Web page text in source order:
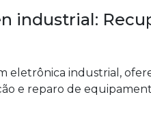
industrial:
eletrônica industrial,
e reparo de